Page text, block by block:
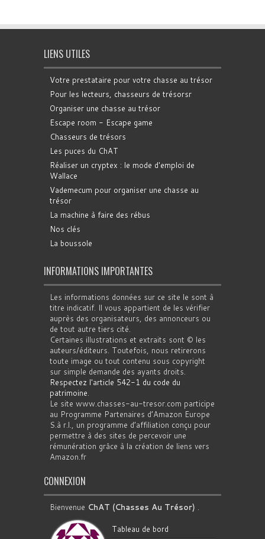
LIENS UTILES
Votre prestataire pour votre chasse au trésor
Pour les lecteurs, chasseurs de trésorsr
Organiser une chasse au trésor
Escape room - Escape game
Chasseurs de trésors
Les puces du ChAT
Réaliser un cryptex : le mode d'emploi de
Wallace
Vademecum pour organiser une chasse au
trésor
La machine à faire des rébus
Nos clés
La boussole
INFORMATIONS IMPORTANTES
Les informations données sur ce site le sont à
titre indicatif. Il vous appartient de les vérifier
auprès des organisateurs, des annonceurs ou
de tout autre tiers cité.
Certaines illustrations et extraits sont © les
auteurs/éditeurs. Toutefois, nous retirerons
toute image ou tout contenu sous copyright
sur simple demande des ayants droits.
Respectez l'article 542-1 du code du
patrimoine.
Le site www.chasses-au-tresor.com participe
au Programme Partenaires d’Amazon Europe
S.à r.l., un programme d’affiliation conçu pour
permettre à des sites de percevoir une
rémunération grâce à la création de liens vers
Amazon.fr
CONNEXION
Bienvenue ChAT (Chasses Au Trésor) .
Tableau de bord